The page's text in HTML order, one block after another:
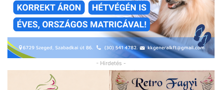
- Hirdetés -